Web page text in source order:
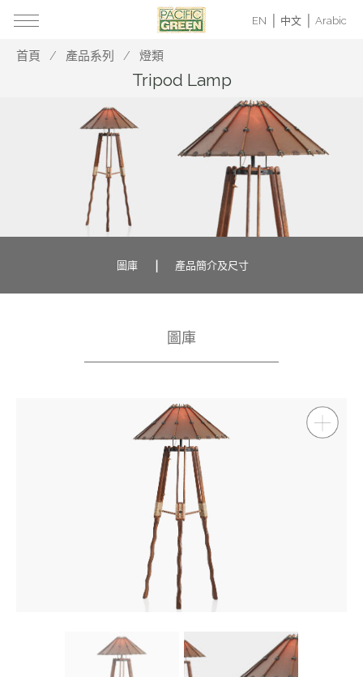
EN 中文 Arabic
首頁 產品系列 燈類
Tripod Lamp
圖庫 產品簡介及尺寸
圖庫